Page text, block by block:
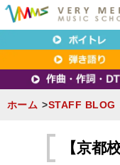
東京（新宿・八
「本気」になれ
MUSIC
東京（新宿・八王子）・横
VERY MERRY MUSIC
ホーム STAFF BLOG
【京都